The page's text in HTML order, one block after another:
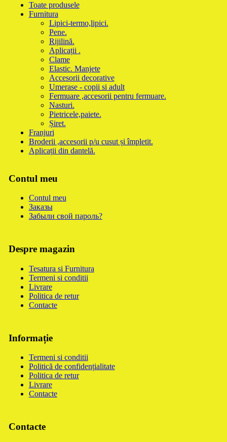
Toate produsele
Furnitura
Lipici-termo,lipici.
Pene.
Rijilină.
Aplicații .
Clame
Elastic. Manjete
Accesorii decorative
Umerase - copii si adult
Fermuare ,accesorii pentru fermuare.
Nasturi.
Pietricele,paiete.
Șiret.
Franjuri
Broderii ,accesorii p/u cusut și împletit.
Aplicații din dantelă.
Contul meu
Contul meu
Заказы
Забыли свой пароль?
Despre magazin
Tesatura si Furnitura
Termeni si conditii
Livrare
Politica de retur
Contacte
Informație
Termeni si conditii
Politică de confidențialitate
Politica de retur
Livrare
Contacte
Contacte